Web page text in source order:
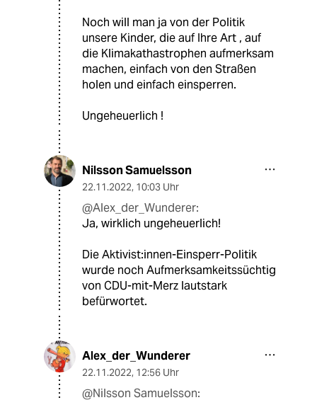
Noch will man ja von der Politik
unsere Kinder, die auf Ihre Art , auf
die Klimakathastrophen aufmerksam
machen, einfach von den Straßen
holen und einfach einsperren.
Ungeheuerlich !
Nilsson Samuelsson
22.11.2022, 10:03 Uhr
@Alex_der_Wunderer:
Ja, wirklich ungeheuerlich!
Die Aktivist:innen-Einsperr-Politik
wurde noch Aufmerksamkeitssüchtig
von CDU-mit-Merz lautstark
befürwortet.
Alex_der_Wunderer
22.11.2022, 12:56 Uhr
@Nilsson Samuelsson: